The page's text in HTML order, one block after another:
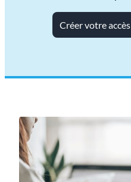
Créer votre